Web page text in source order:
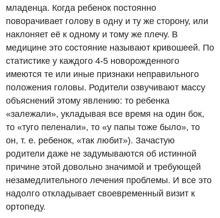
младенца. Когда ребенок постоянно
поворачивает голову в одну и ту же сторону, или
наклоняет её к одному и тому же плечу. В
медицине это состояние называют кривошеей. По
статистике у каждого 4-5 новорожденного
имеются те или иные признаки неправильного
положения головы. Родители озвучивают массу
объяснений этому явлению: то ребенка
«залежали», укладывая все время на один бок,
то «туго пеленали», то «у папы тоже было», то
он, т. е. ребенок, «так любит»). Зачастую
родители даже не задумываются об истинной
причине этой довольно значимой и требующей
незамедлительного лечения проблемы. И все это
надолго откладывает своевременный визит к
ортопеду.